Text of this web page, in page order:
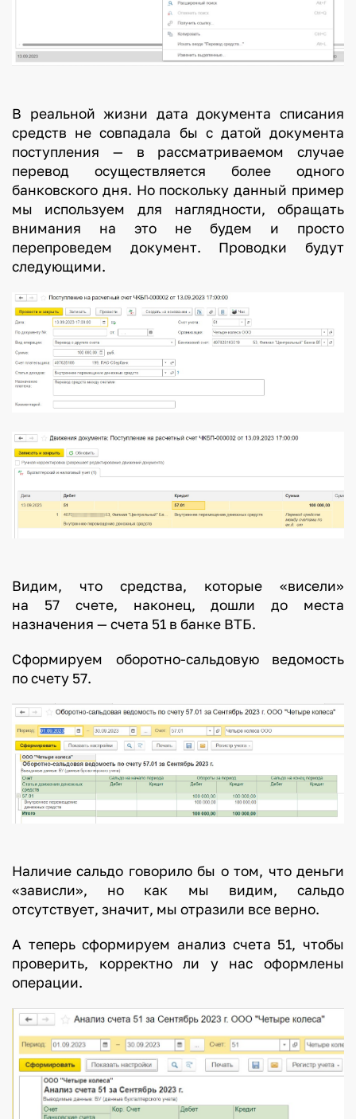
В реальной жизни дата документа списания
средств не совпадала бы с датой документа
поступления — в рассматриваемом случае
перевод осуществляется более одного
банковского дня. Но поскольку данный пример
мы используем для наглядности, обращать
внимания на это не будем и просто
перепроведем документ. Проводки будут
следующими.
Видим, что средства, которые «висели»
на 57 счете, наконец, дошли до места
назначения — счета 51 в банке ВТБ.
Сформируем оборотно-сальдовую ведомость
по счету 57.
Наличие сальдо говорило бы о том, что деньги
«зависли», но как мы видим, сальдо
отсутствует, значит, мы отразили все верно.
А теперь сформируем анализ счета 51, чтобы
проверить, корректно ли у нас оформлены
операции.